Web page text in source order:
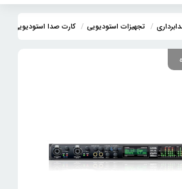
تجهیزات استودیویی کارت صدا استودیویی